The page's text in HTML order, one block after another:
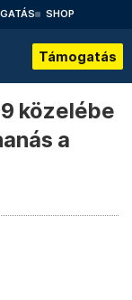
SHOP
Támogatás
közelébe
a